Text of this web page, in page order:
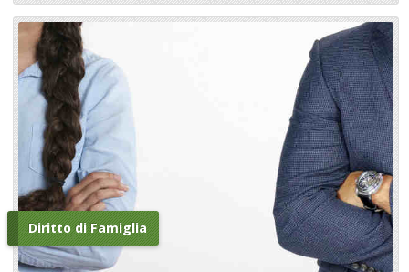
Diritto di Famiglia